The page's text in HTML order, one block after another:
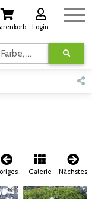
Login
Suchen nach Kategorie, Name, Stichwort, Farbe, usw.
Galerie Nächstes